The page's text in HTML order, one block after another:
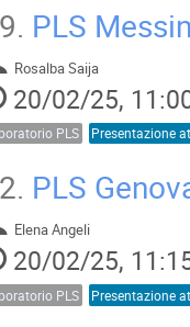
PLS
Rosalba Saija
20/02/25,
PLS
PLS
Elena Angeli
20/02/25,
PLS